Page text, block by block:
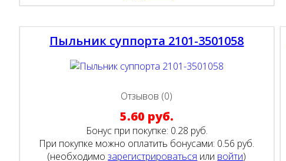
Пыльник суппорта 2101-3501058
Отзывов (0)
5.60 руб.
Бонус при покупке: 0.28 руб.
При покупке можно оплатить бонусами: 0.56 руб.
(необходимозарегистрироваться или войти)